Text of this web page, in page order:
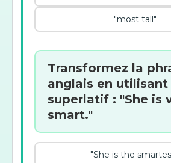
"most tall"
Transformez la
anglais en utilisant
superlatif : "She is
smart."
"She is the